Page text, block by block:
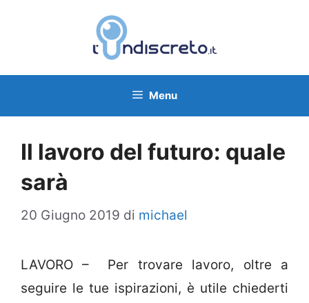
Menu
Il lavoro del futuro: quale
sarà
20 Giugno 2019 di michael
LAVORO – Per trovare lavoro, oltre a
seguire le tue ispirazioni, è utile chiederti